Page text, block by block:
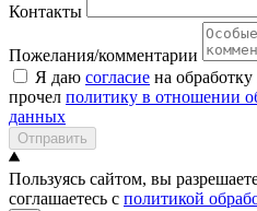
Контакты
Пожелания/комментарии
Я даю согласие на
прочел политику в отношении
данных
Отправить
Пользуясь сайтом, вы
соглашаетесь с политикой